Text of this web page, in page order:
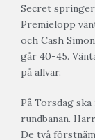
Secret springer
Premielopp
och Cash
går 40-45.
på allvar.
På Torsdag
rundbanan.
De två